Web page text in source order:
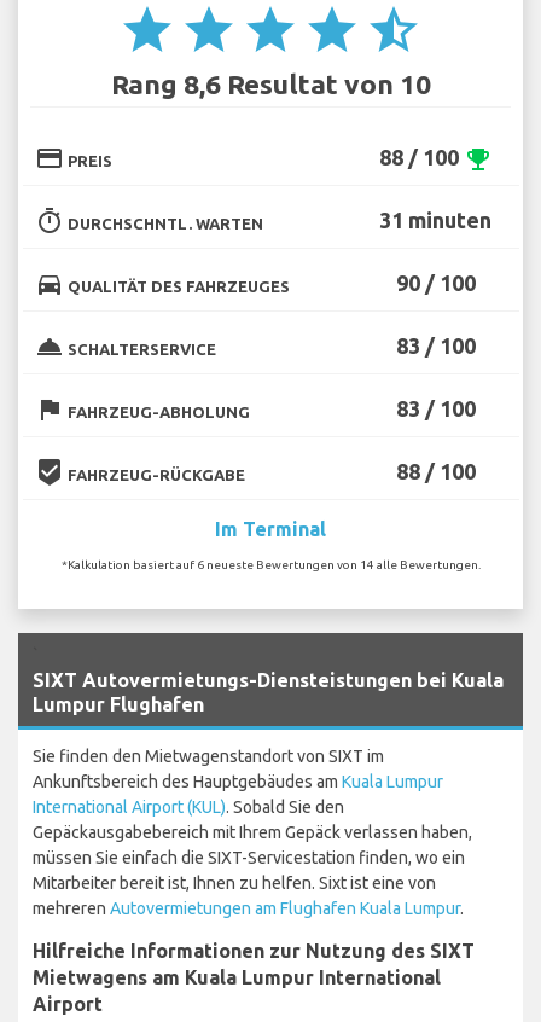
star star star star star_half
Rang 8,6 Resultat von 10
credit_card PREIS 88 / 100 emoji_events
timer DURCHSCHNTL. WARTEN 31 minuten
directions_car QUALITÄT DES FAHRZEUGES 90 / 100
room_service SCHALTERSERVICE 83 / 100
flag FAHRZEUG-ABHOLUNG 83 / 100
beenhere FAHRZEUG-RÜCKGABE 88 / 100
Im Terminal
*Kalkulation basiert auf 6 neueste Bewertungen von 14 alle Bewertungen.
SIXT Autovermietungs-Diensteistungen bei Kuala
Lumpur Flughafen
Sie finden den Mietwagenstandort von SIXT im
Ankunftsbereich des Hauptgebäudes am Kuala Lumpur
International Airport (KUL). Sobald Sie den
Gepäckausgabebereich mit Ihrem Gepäck verlassen haben,
müssen Sie einfach die SIXT-Servicestation finden, wo ein
Mitarbeiter bereit ist, Ihnen zu helfen. Sixt ist eine von
mehreren Autovermietungen am Flughafen Kuala Lumpur.
Hilfreiche Informationen zur Nutzung des SIXT
Mietwagens am Kuala Lumpur International
Airport